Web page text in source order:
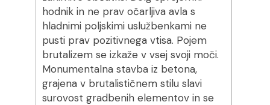
hodnik in ne prav očarljiva avla s
hladnimi poljskimi uslužbenkami ne
pusti prav pozitivnega vtisa. Pojem
brutalizem se izkaže v vsej svoji moči.
Monumentalna stavba iz betona,
grajena v brutalističnem stilu slavi
surovost gradbenih elementov in se